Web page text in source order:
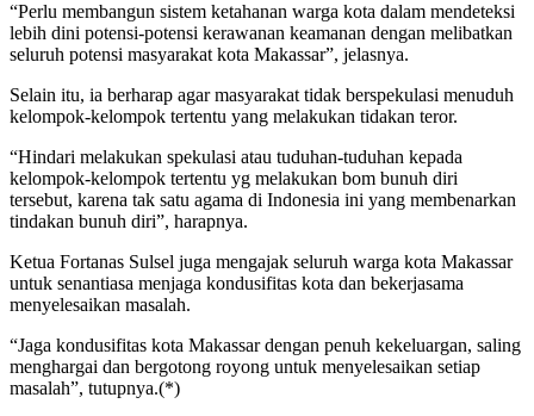
“Perlu membangun sistem ketahanan warga kota dalam mendeteksi
lebih dini potensi-potensi kerawanan keamanan dengan melibatkan
seluruh potensi masyarakat kota Makassar”, jelasnya.
Selain itu, ia berharap agar masyarakat tidak berspekulasi menuduh
kelompok-kelompok tertentu yang melakukan tidakan teror.
“Hindari melakukan spekulasi atau tuduhan-tuduhan kepada
kelompok-kelompok tertentu yg melakukan bom bunuh diri
tersebut, karena tak satu agama di Indonesia ini yang membenarkan
tindakan bunuh diri”, harapnya.
Ketua Fortanas Sulsel juga mengajak seluruh warga kota Makassar
untuk senantiasa menjaga kondusifitas kota dan bekerjasama
menyelesaikan masalah.
“Jaga kondusifitas kota Makassar dengan penuh kekeluargan, saling
menghargai dan bergotong royong untuk menyelesaikan setiap
masalah”, tutupnya.(*)